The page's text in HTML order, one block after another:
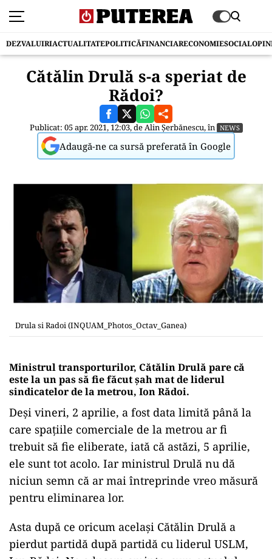
DEZVALUIRIACTUALITATEPOLITICĂFINANCIARECONOMIESOCIAL
Cătălin Drulă s-a speriat de
Rădoi?
Publicat: 05 apr. 2021, 12:03, deAlin Șerbănescu, în NEWS
Adaugă-ne ca sursă preferată în Google
Drula si Radoi (INQUAM_Photos_Octav_Ganea)
Ministrul transporturilor, Cătălin Drulă pare că
este la un pas să fie făcut șah mat de liderul
sindicatelor de la metrou, Ion Rădoi.
Deși vineri, 2 aprilie, a fost data limită până la
care spațiile comerciale de la metrou ar fi
trebuit să fie eliberate, iată că astăzi, 5 aprilie,
ele sunt tot acolo. Iar ministrul Drulă nu dă
niciun semn că ar mai întreprinde vreo măsură
pentru eliminarea lor.
Asta după ce oricum același Cătălin Drulă a
pierdut partidă după partidă cu liderul USLM,